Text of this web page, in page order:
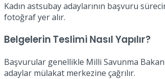
Kadın astsubay adaylarının başvuru
fotoğraf yer alır.
Belgelerin Teslimi Nasıl Yapılır?
Başvurular genellikle Milli Savunma
adaylar mülakat merkezine çağrılır.